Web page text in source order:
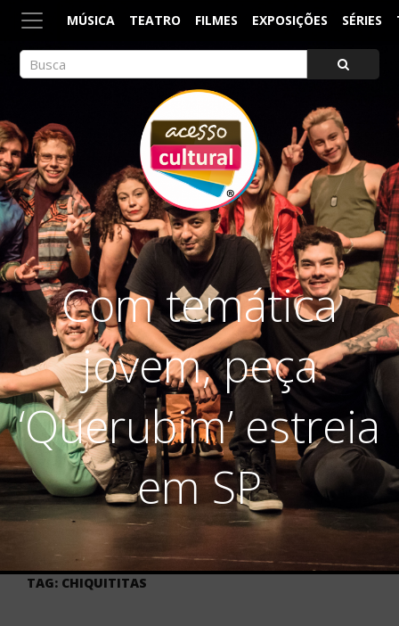
MÚSICA TEATRO FILMES EXPOSIÇÕES SÉRIES
ACESSO CULTURAL
Arte, Cultura Pop e Entretenimento
Com temática
jovem, peça
‘Querubim’ estreia
em SP
TAG: CHIQUITITAS